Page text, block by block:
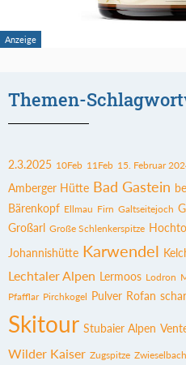
Themen-
2.3.2025 10Feb 11Feb 15. Februar
Amberger Hütte Bad Gastein
Bärenkopf Ellmau Firn Galtseitejoch
Großarl Große Schlenkerspitze
Johannishütte Karwendel
Lechtaler Alpen Lermoos Lodron
Pfafflar Pirchkogel Pulver Rofan
Skitour Stubaier Alpen
Wilder Kaiser Zugspitze